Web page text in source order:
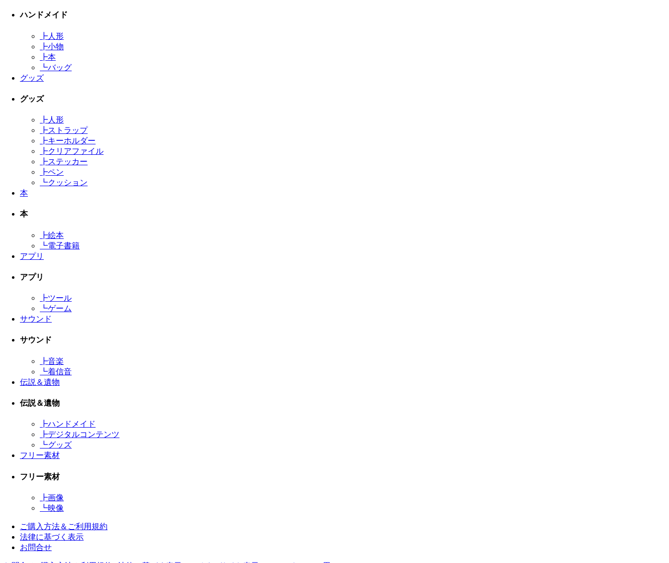
ハンドメイド
┣人形
┣小物
┣本
┗バッグ
グッズ
グッズ
┣人形
┣ストラップ
┣キーホルダー
┣クリアファイル
┣ステッカー
┣ペン
┗クッション
本
本
┣絵本
┗電子書籍
アプリ
アプリ
┣ツール
┗ゲーム
サウンド
サウンド
┣音楽
┗着信音
伝説＆遺物
伝説＆遺物
┣ハンドメイド
┣デジタルコンテンツ
┗グッズ
フリー素材
フリー素材
┣画像
┗映像
ご購入方法＆ご利用規約
法律に基づく表示
お問合せ